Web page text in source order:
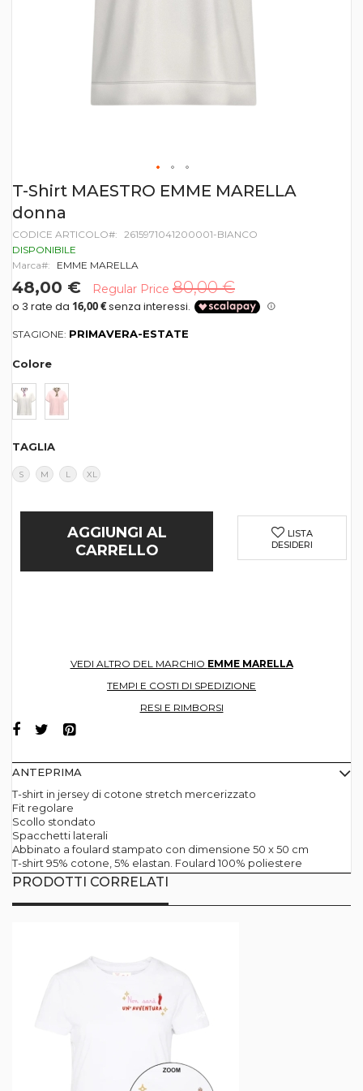
Vai
all'inizio
della
di
immagini
T-Shirt MAESTRO EMME MARELLA
donna
CODICE ARTICOLO
2615971041200001-BIANCO
DISPONIBILE
Marca
EMME MARELLA
48,00 € Regular Price 80,00 €
STAGIONE: PRIMAVERA-ESTATE
Colore
TAGLIA
S M L XL
AGGIUNGI AL
CARRELLO
LISTA
DESIDERI
VEDI ALTRO DEL MARCHIO EMME MARELLA
TEMPI E COSTI DI SPEDIZIONE
RESI E RIMBORSI
ANTEPRIMA
T-shirt in jersey di cotone stretch mercerizzato
Fit regolare
Scollo stondato
Spacchetti laterali
Abbinato a foulard stampato con dimensione 50 x 50 cm
T-shirt 95% cotone, 5% elastan. Foulard 100% poliestere
PRODOTTI CORRELATI